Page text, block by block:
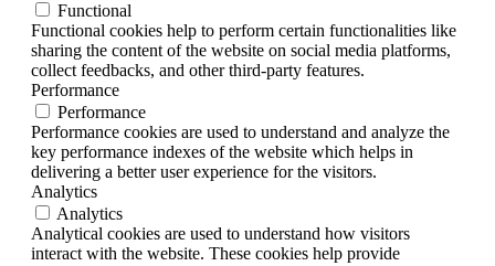
Functional
Functional cookies help to perform certain functionalities like
sharing the content of the website on social media platforms,
collect feedbacks, and other third-party features.
Performance
Performance
Performance cookies are used to understand and analyze the
key performance indexes of the website which helps in
delivering a better user experience for the visitors.
Analytics
Analytics
Analytical cookies are used to understand how visitors
interact with the website. These cookies help provide